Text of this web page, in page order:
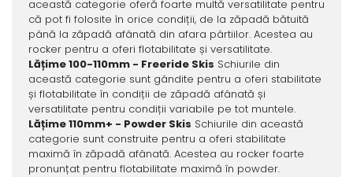
această categorie oferă foarte multă versatilitate pentru
că pot fi folosite în orice condiții, de la zăpadă bătuită
până la zăpadă afânată din afara pârtiilor. Acestea au
rocker pentru a oferi flotabilitate și versatilitate.
Lățime 100-110mm - Freeride Skis Schiurile din
această categorie sunt gândite pentru a oferi stabilitate
și flotabilitate în condiții de zăpadă afânată și
versatilitate pentru condiții variabile pe tot muntele.
Lățime 110mm+ - Powder Skis Schiurile din această
categorie sunt construite pentru a oferi stabilitate
maximă în zăpadă afânată. Acestea au rocker foarte
pronunțat pentru flotabilitate maximă în powder.